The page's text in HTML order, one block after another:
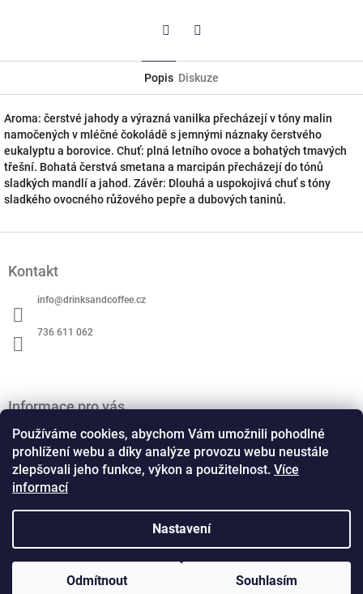
Používáme cookies, abychom Vám umožnili pohodlné
prohlížení webu a díky analýze provozu webu neustále
zlepšovali jeho funkce, výkon a použitelnost. Více
informací
Nastavení
Odmítnout Souhlasím
Popis Diskuze
Aroma: čerstvé jahody a výrazná vanilka přecházejí v tóny malin
namočených v mléčné čokoládě s jemnými náznaky čerstvého
eukalyptu a borovice. Chuť: plná letního ovoce a bohatých tmavých
třešní. Bohatá čerstvá smetana a marcipán přecházejí do tónů
sladkých mandlí a jahod. Závěr: Dlouhá a uspokojivá chuť s tóny
sladkého ovocného růžového pepře a dubových taninů.
Kontakt
info@drinksandcoffee.cz
736 611 062
Informace pro vás
O nás
Obchodní podmínky
Podmínky ochrany osobních údajů
Kontaktní formulář
Vytvořil Shoptet Copyright 2026 Drinks and Coffee. Všechna práva